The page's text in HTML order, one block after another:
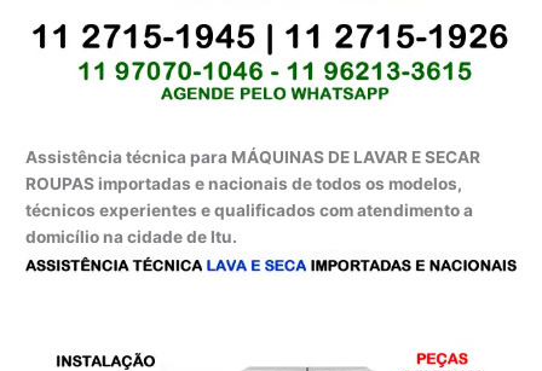
Assistência técnica para MÁQUINAS DE LAVAR E SECAR
ROUPAS importadas e nacionais de todos os modelos,
técnicos experientes e qualificados com atendimento a
domicílio na cidade de Itu.